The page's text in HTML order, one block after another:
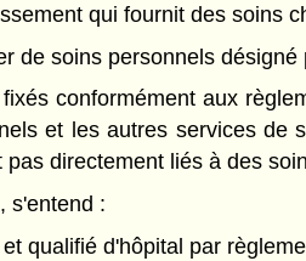
qui fournit des soins
de soins personnels désigné
conformément aux
et les autres services
directement liés à des
s'entend :
qualifié d'hôpital par